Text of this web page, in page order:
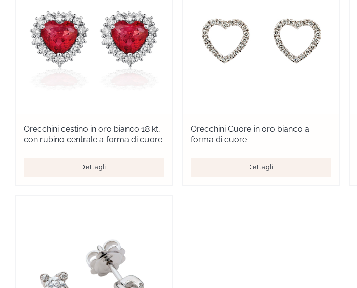
Orecchini cestino in oro bianco 18 kt,
con rubino centrale a forma di cuore
Dettagli
Orecchini Cuore in oro bianco a
forma di cuore
Dettagli